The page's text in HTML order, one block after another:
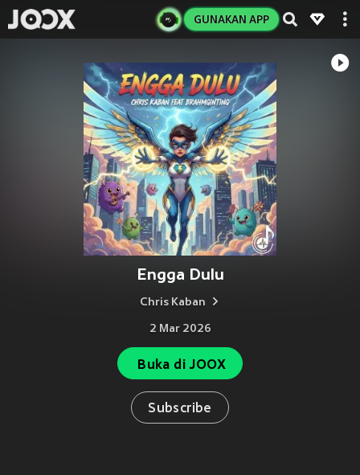
GUNAKAN APP
Engga Dulu
Chris Kaban
2 Mar 2026
Buka di JOOX
Subscribe